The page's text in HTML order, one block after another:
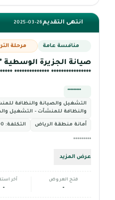
انتهى التقديم2025-03-26
منافسة عامة مرحلة
صيانة الجزيرة الوسطية
************** **********
*********
التشغيل والصيانة والنظافة
والنظافة للمنشآت - التشغيل
أمانة منطقة الرياض التكلفة:
*********
عرض المزيد
فتح العروض
-
آخر
-